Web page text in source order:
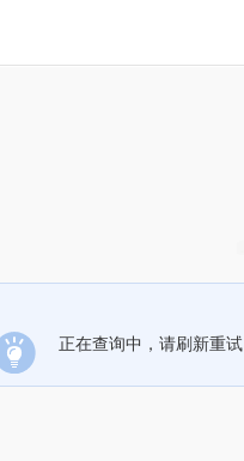
正在查询中，请刷新重试